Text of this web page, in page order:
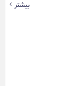
بیشتر